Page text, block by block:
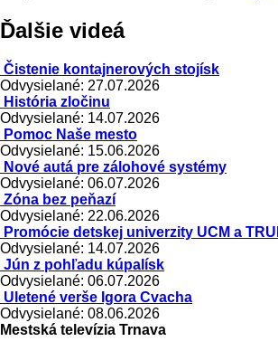
Ďalšie videá
Čistenie kontajnerových stojísk
Odvysielané: 27.07.2026
História zločinu
Odvysielané: 14.07.2026
Pomoc Naše mesto
Odvysielané: 15.06.2026
Nové autá pre zálohové systémy
Odvysielané: 06.07.2026
Zóna bez peňazí
Odvysielané: 22.06.2026
Promócie detskej univerzity UCM a
Odvysielané: 14.07.2026
Jún z pohľadu kúpalísk
Odvysielané: 06.07.2026
Uletené verše Igora Cvacha
Odvysielané: 08.06.2026
Mestská televízia Trnava